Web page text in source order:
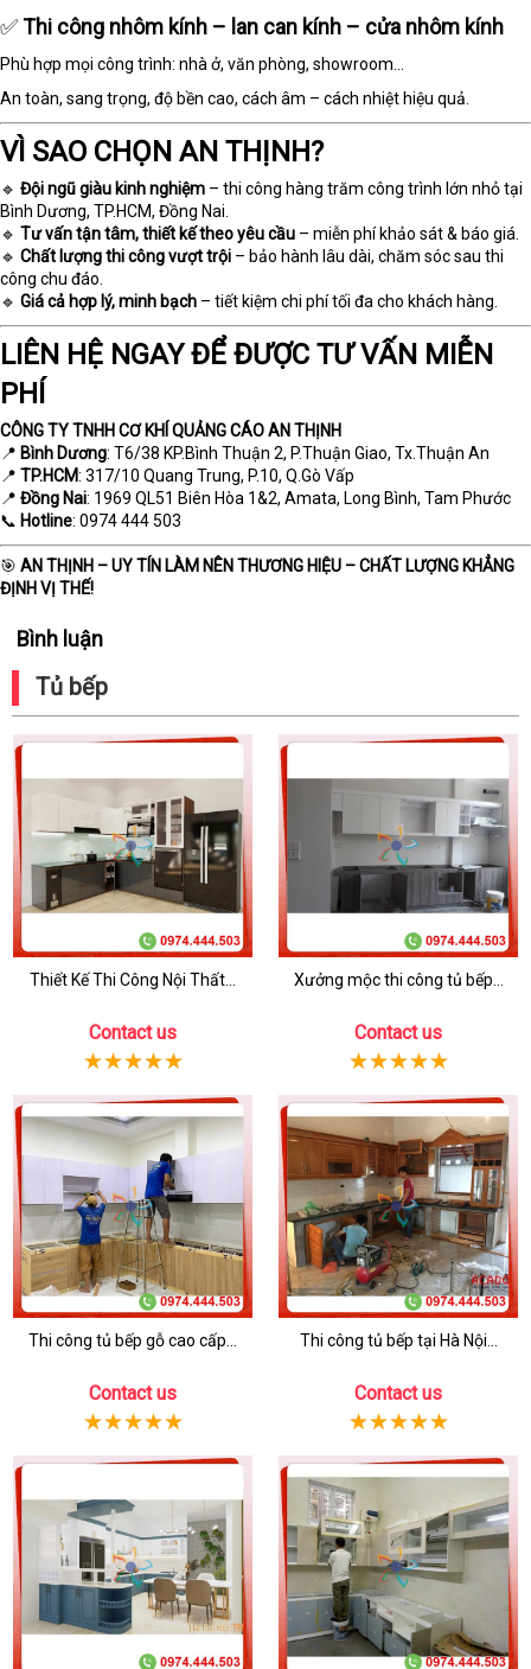
✅Thi công nhôm kính – lan can kính – cửa nhôm kính
Phù hợp mọi công trình: nhà ở, văn phòng, showroom…
An toàn, sang trọng, độ bền cao, cách âm – cách nhiệt hiệu quả.
VÌ SAO CHỌN AN THỊNH?
🔹 Đội ngũ giàu kinh nghiệm – thi công hàng trăm công trình lớn nhỏ tại
Bình Dương, TP.HCM, Đồng Nai.
🔹 Tư vấn tận tâm, thiết kế theo yêu cầu – miễn phí khảo sát & báo giá.
🔹 Chất lượng thi công vượt trội – bảo hành lâu dài, chăm sóc sau thi
công chu đáo.
🔹 Giá cả hợp lý, minh bạch – tiết kiệm chi phí tối đa cho khách hàng.
LIÊN HỆ NGAY ĐỂ ĐƯỢC TƯ VẤN MIỄN
PHÍ
CÔNG TY TNHH CƠ KHÍ QUẢNG CÁO AN THỊNH
📍 Bình Dương: T6/38 KP.Bình Thuận 2, P.Thuận Giao, Tx.Thuận An
📍 TP.HCM: 317/10 Quang Trung, P.10, Q.Gò Vấp
📍 Đồng Nai: 1969 QL51 Biên Hòa 1&2, Amata, Long Bình, Tam Phước
📞 Hotline: 0974 444 503
🎯 AN THỊNH – UY TÍN LÀM NÊN THƯƠNG HIỆU – CHẤT LƯỢNG KHẲNG
ĐỊNH VỊ THẾ!
Bình luận
Tủ bếp
Thiết Kế Thi Công Nội Thất...
Contact us
Xưởng mộc thi công tủ bếp...
Contact us
Thi công tủ bếp gỗ cao cấp...
Contact us
Thi công tủ bếp tại Hà Nội...
Contact us